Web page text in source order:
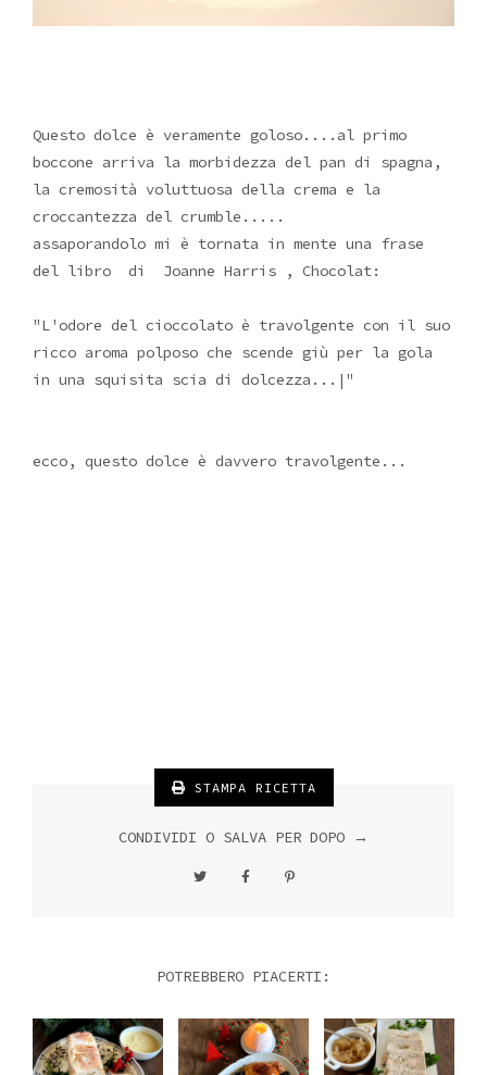
Questo dolce è veramente goloso....al primo
boccone arriva la morbidezza del pan di spagna,
la cremosità voluttuosa della crema e la
croccantezza del crumble.....
assaporandolo mi è tornata in mente una frase
del libro di Joanne Harris , Chocolat:
"L'odore del cioccolato è travolgente con il suo
ricco aroma polposo che scende giù per la gola
in una squisita scia di dolcezza...|"
ecco, questo dolce è davvero travolgente...
STAMPA RICETTA
CONDIVIDI O SALVA PER DOPO →
POTREBBERO PIACERTI: